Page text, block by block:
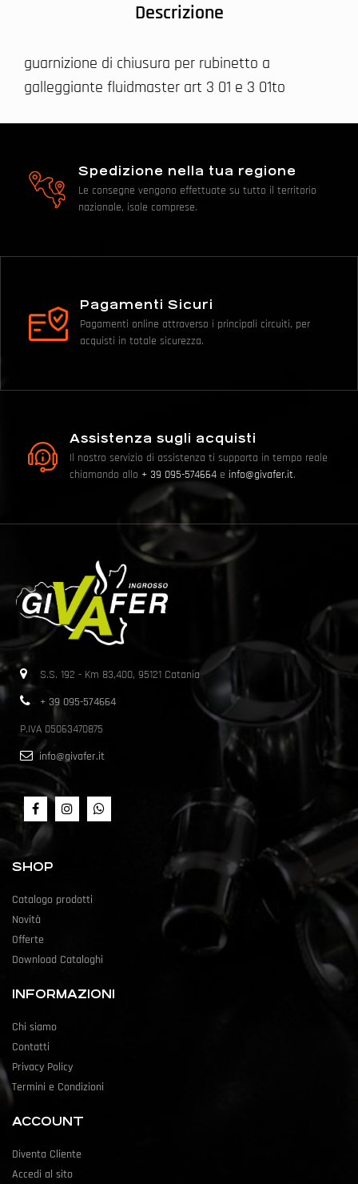
Descrizione
guarnizione di chiusura per rubinetto a
galleggiante fluidmaster art 3 01 e 3 01to
Spedizione nella tua regione
Le consegne vengono effettuate su tutto il territorio
nazionale, isole comprese.
Pagamenti Sicuri
Pagamenti online attraverso i principali circuiti, per
acquisti in totale sicurezza.
Assistenza sugli acquisti
Il nostro servizio di assistenza ti supporta in tempo reale
chiamando allo + 39 095-574664 e info@givafer.it.
S.S. 192 - Km 83,400, 95121 Catania
+ 39 095-574664
P.IVA 05063470875
info@givafer.it
SHOP
Catalogo prodotti
Novità
Offerte
Download Cataloghi
INFORMAZIONI
Chi siamo
Contatti
Privacy Policy
Termini e Condizioni
ACCOUNT
Diventa Cliente
Accedi al sito